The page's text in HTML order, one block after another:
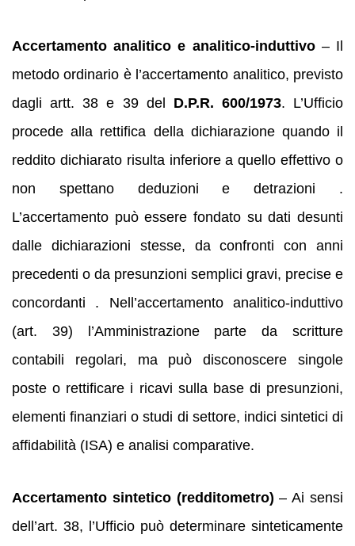
Accertamento analitico e analitico‑induttivo– Il
metodo ordinario è l’accertamento analitico, previsto
dagli artt. 38 e 39 del D.P.R. 600/1973. L’Ufficio
procede alla rettifica della dichiarazione quando il
reddito dichiarato risulta inferiore a quello effettivo o
non spettano deduzioni e detrazioni .
L’accertamento può essere fondato su dati desunti
dalle dichiarazioni stesse, da confronti con anni
precedenti o da presunzioni semplici gravi, precise e
concordanti . Nell’accertamento analitico‑induttivo
(art. 39) l’Amministrazione parte da scritture
contabili regolari, ma può disconoscere singole
poste o rettificare i ricavi sulla base di presunzioni,
elementi finanziari o studi di settore, indici sintetici di
affidabilità (ISA) e analisi comparative.
Accertamento sintetico (redditometro) – Ai sensi
dell’art. 38, l’Ufficio può determinare sinteticamente